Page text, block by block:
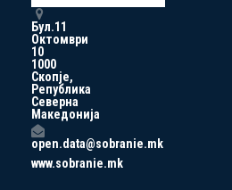
Бул.11
Октомври
10
1000
Скопје,
Република
Северна
Македонија
open.data@sobranie.mk
www.sobranie.mk